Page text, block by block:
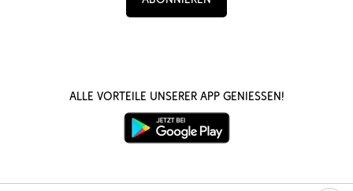
Alle Vorteile unserer App genießen!